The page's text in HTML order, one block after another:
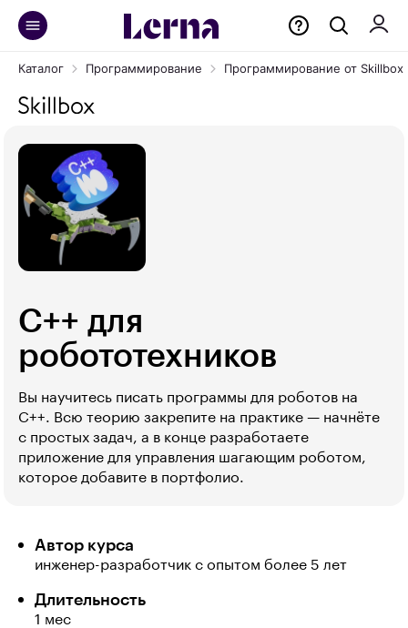
Каталог Программирование Программирование от Skillbox
C++ для
робототехников
Вы научитесь писать программы для роботов на
С++. Всю теорию закрепите на практике — начнёте
с простых задач, а в конце разработаете
приложение для управления шагающим роботом,
которое добавите в портфолио.
Автор курса
инженер-разработчик с опытом более 5 лет
Длительность
1 мес